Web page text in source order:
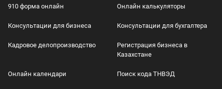
910 форма онлайн Онлайн калькуляторы
Консультации для бизнеса Консультации для бухгалтера
Кадровое делопроизводство
Регистрация бизнеса в
Казахстане
Онлайн календари Поиск кода ТНВЭД